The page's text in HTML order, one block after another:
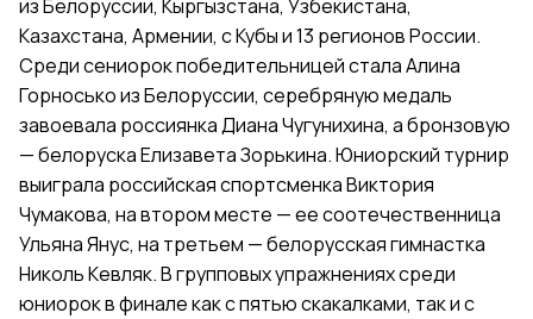
из Белоруссии, Кыргызстана, Узбекистана,
Казахстана, Армении, с Кубы и 13 регионов России.
Среди сениорок победительницей стала Алина
Горносько из Белоруссии, серебряную медаль
завоевала россиянка Диана Чугунихина, а бронзовую
— белоруска Елизавета Зорькина. Юниорский турнир
выиграла российская спортсменка Виктория
Чумакова, на втором месте — ее соотечественница
Ульяна Янус, на третьем — белорусская гимнастка
Николь Кевляк. В групповых упражнениях среди
юниорок в финале как с пятью скакалками, так и с